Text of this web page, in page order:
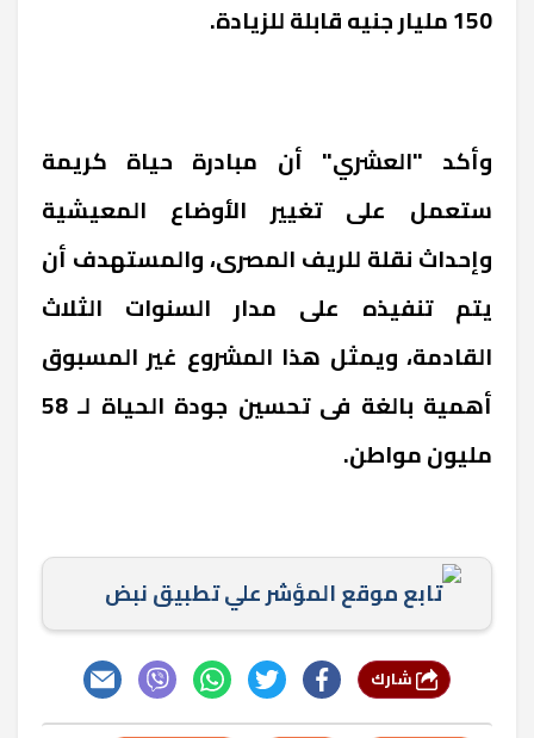
150 مليار جنيه قابلة للزيادة.
وأكد "العشري" أن مبادرة حياة كريمة
ستعمل على تغيير الأوضاع المعيشية
وإحداث نقلة للريف المصرى، والمستهدف أن
يتم تنفيذه على مدار السنوات الثلاث
القادمة، ويمثل هذا المشروع غير المسبوق
أهمية بالغة فى تحسين جودة الحياة لـ 58
مليون مواطن.
تابع موقع المؤشر علي تطبيق نبض